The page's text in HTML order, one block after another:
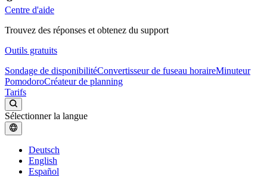
Centre d'aide
Trouvez des réponses et obtenez du support
Outils gratuits
Sondage de disponibilitéConvertisseur de fuseau horaireMinuteur
PomodoroCréateur de planning
Tarifs
Sélectionner la langue
Deutsch
English
Español